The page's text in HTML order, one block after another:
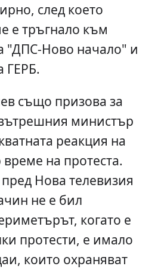
след което
е тръгнало към
"ДПС-Ново начало" и
ГЕРБ.
също призова за
министър
реакция на
на протеста.
Нова телевизия
не е бил
когато е
протести, е имало
които охраняват